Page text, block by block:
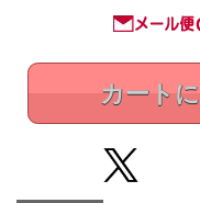
カート